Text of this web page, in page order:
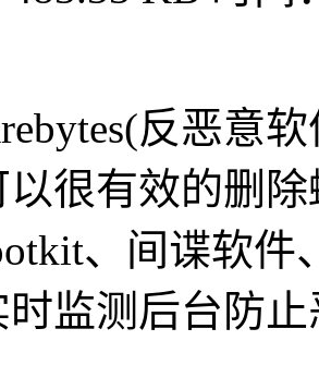
反恶意
以很有效的删
、间谍软件
时监测后台防